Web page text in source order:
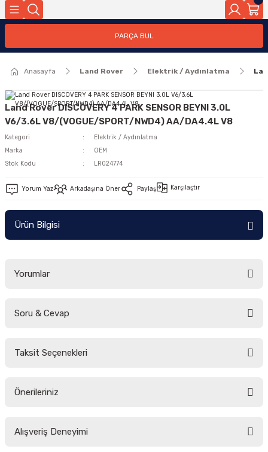
PARÇA BUL
Anasayfa Land Rover Elektrik / Aydınlatma
Land Rover DISCOVERY 4 PARK SENSOR BEYNI 3.0L
V6/3.6L V8/(VOGUE/SPORT/NWD4) AA/DA4.4L V8
Kategori
Elektrik / Aydınlatma
Marka
OEM
Stok Kodu
LR024774
Yorum Yaz Arkadaşına Öner Paylaş Karşılaştır
Ürün Bilgisi
Yorumlar
Soru & Cevap
Taksit Seçenekleri
Önerileriniz
yetersiz gördüğünüz noktaları öneri formunu kullanarak tarafımıza
Alışveriş Deneyimi